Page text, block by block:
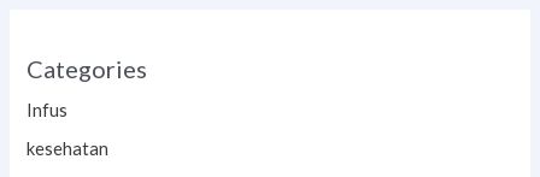
Categories
Infus
kesehatan